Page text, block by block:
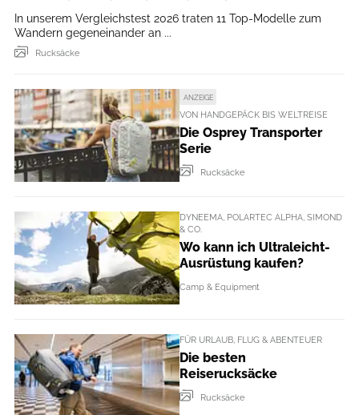
In unserem Vergleichstest 2026 traten 11 Top-Modelle zum
Wandern gegeneinander an ...
Rucksäcke
ANZEIGE
VON HANDGEPÄCK BIS WELTREISE
Die Osprey Transporter
Serie
Rucksäcke
DYNEEMA, POLARTEC ALPHA, SIMOND
& CO.
Wo kann ich Ultraleicht-
Ausrüstung kaufen?
Camp & Equipment
FÜR URLAUB, FLUG & ABENTEUER
Die besten
Reiserucksäcke
Rucksäcke